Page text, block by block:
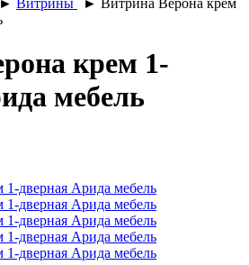
крем 1-
мебель